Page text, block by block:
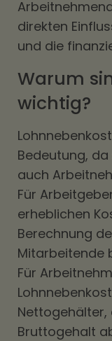
direkten
und die
Warum
wichtig?
Bedeutung,
auch
Für
erheblichen
Berechnung
Mitarbeitende
Für
Nettogehälter,
Bruttogehalt